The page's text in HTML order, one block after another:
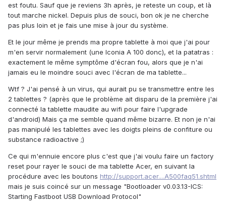
est foutu. Sauf que je reviens 3h après, je reteste un coup, et là
tout marche nickel. Depuis plus de souci, bon ok je ne cherche
pas plus loin et je fais une mise à jour du système.
Et le jour même je prends ma propre tablette à moi que j'ai pour
m'en servir normalement (une Iconia A 100 donc), et la patatras :
exactement le même symptôme d'écran fou, alors que je n'ai
jamais eu le moindre souci avec l'écran de ma tablette...
Wtf ? J'ai pensé à un virus, qui aurait pu se transmettre entre les
2 tablettes ? (après que le problème ait disparu de la première j'ai
connecté la tablette maudite au wifi pour faire l'upgrade
d'android) Mais ça me semble quand même bizarre. Et non je n'ai
pas manipulé les tablettes avec les doigts pleins de confiture ou
substance radioactive ;)
Ce qui m'ennuie encore plus c'est que j'ai voulu faire un factory
reset pour rayer le souci de ma tablette Acer, en suivant la
procédure avec les boutons http://support.acer....A500faq51.shtml
mais je suis coincé sur un message "Bootloader v0.03.13-ICS:
Starting Fastboot USB Download Protocol"